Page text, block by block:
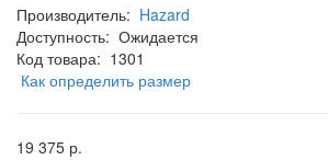
Производитель: Hazard
Доступность: Ожидается
Код товара: 1301
Как определить размер
19 375 р.